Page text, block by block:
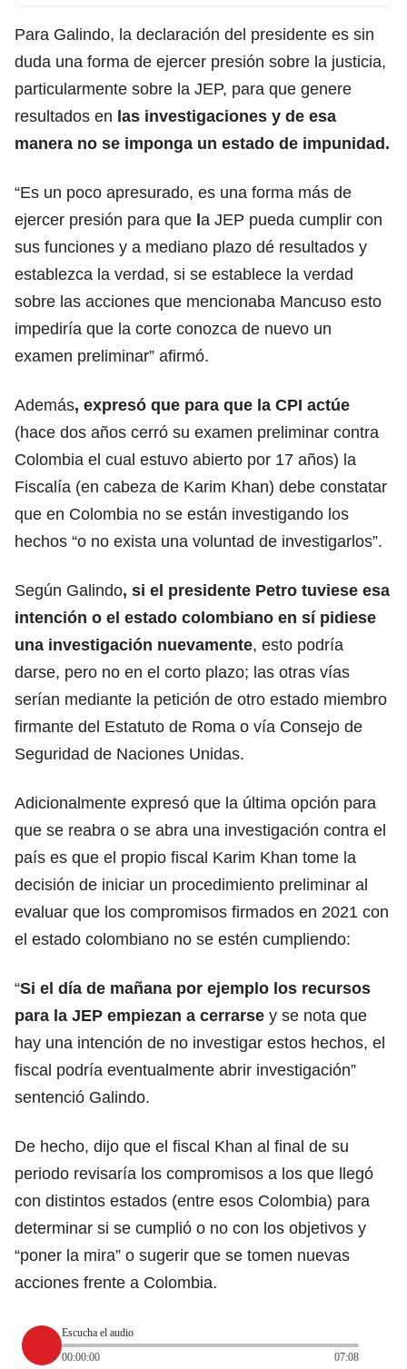
Para Galindo, la declaración del presidente es sin
duda una forma de ejercer presión sobre la justicia,
particularmente sobre la JEP, para que genere
resultados en las investigaciones y de esa
manera no se imponga un estado de impunidad.
“Es un poco apresurado, es una forma más de
ejercer presión para que la JEP pueda cumplir con
sus funciones y a mediano plazo dé resultados y
establezca la verdad, si se establece la verdad
sobre las acciones que mencionaba Mancuso esto
impediría que la corte conozca de nuevo un
examen preliminar” afirmó.
Además, expresó que para que la CPI actúe
(hace dos años cerró su examen preliminar contra
Colombia el cual estuvo abierto por 17 años) la
Fiscalía (en cabeza de Karim Khan) debe constatar
que en Colombia no se están investigando los
hechos “o no exista una voluntad de investigarlos”.
Según Galindo, si el presidente Petro tuviese esa
intención o el estado colombiano en sí pidiese
una investigación nuevamente, esto podría
darse, pero no en el corto plazo; las otras vías
serían mediante la petición de otro estado miembro
firmante del Estatuto de Roma o vía Consejo de
Seguridad de Naciones Unidas.
Adicionalmente expresó que la última opción para
que se reabra o se abra una investigación contra el
país es que el propio fiscal Karim Khan tome la
decisión de iniciar un procedimiento preliminar al
evaluar que los compromisos firmados en 2021 con
el estado colombiano no se estén cumpliendo:
“Si el día de mañana por ejemplo los recursos
para la JEP empiezan a cerrarse y se nota que
hay una intención de no investigar estos hechos, el
fiscal podría eventualmente abrir investigación”
sentenció Galindo.
De hecho, dijo que el fiscal Khan al final de su
periodo revisaría los compromisos a los que llegó
con distintos estados (entre esos Colombia) para
determinar si se cumplió o no con los objetivos y
“poner la mira” o sugerir que se tomen nuevas
acciones frente a Colombia.
Escucha el audio
00:00:00
07:08